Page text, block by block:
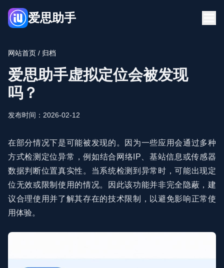
爱思助手
博客
常见问题
立即下载
网站首页 / 归档
爱思助手虚拟定位会被发现
吗？
发布时间：2026-02-12
在部分情况下是可能被发现的。因为一些应用会通过多种
方式检测定位异常，例如结合网络IP、基站信息或传感器
数据判断位置真实性。当系统检测到异常时，可能出现定
位无效或限制使用的情况。因此该功能并非完全隐蔽，建
议合理使用并了解其存在的技术限制，以避免影响正常使
用体验。